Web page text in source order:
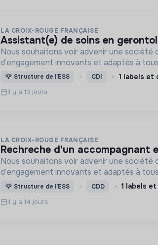
LA CROIX-ROUGE FRANÇAISE
assistant(e) de soins en
Nous souhaitons voir advenir une société
d’engagement innovants et adaptés à
💡 Structure de l’ESS CDI 1 labels
Il y a 13 jours
LA CROIX-ROUGE FRANÇAISE
rechreche d'un
Nous souhaitons voir advenir une société
d’engagement innovants et adaptés à
💡 Structure de l’ESS CDD 1 labels
Il y a 14 jours